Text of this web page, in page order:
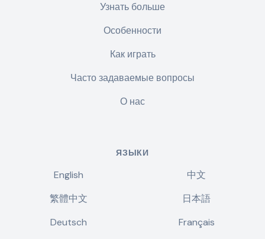
Узнать больше
Особенности
Как играть
Часто задаваемые вопросы
О нас
ЯЗЫКИ
English
中文
繁體中文
日本語
Deutsch
Français